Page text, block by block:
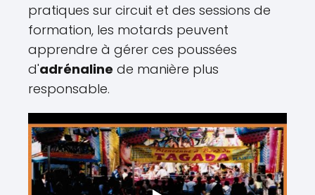
pratiques sur circuit et des sessions de
formation, les motards peuvent
apprendre à gérer ces poussées
d'adrénaline de manière plus
responsable.